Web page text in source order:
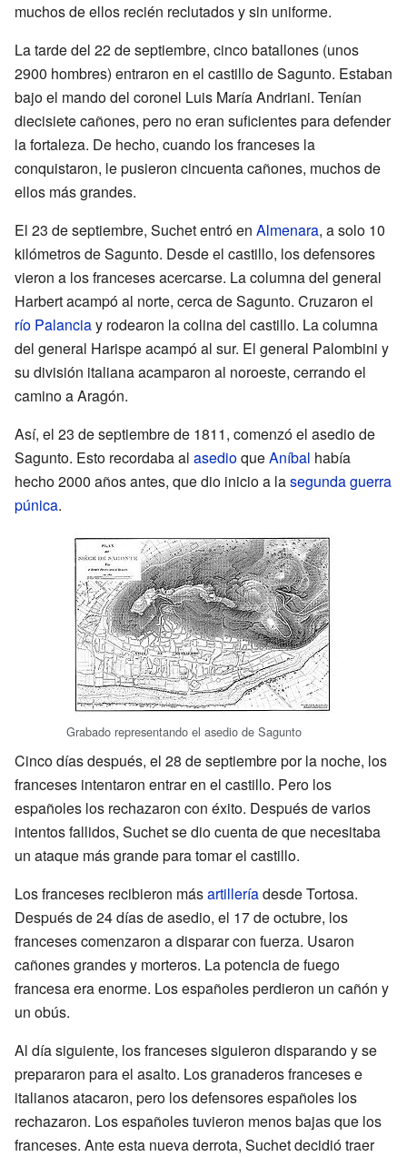
muchos de ellos recién reclutados y sin uniforme.
La tarde del 22 de septiembre, cinco batallones (unos
2900 hombres) entraron en el castillo de Sagunto. Estaban
bajo el mando del coronel Luis María Andriani. Tenían
diecisiete cañones, pero no eran suficientes para defender
la fortaleza. De hecho, cuando los franceses la
conquistaron, le pusieron cincuenta cañones, muchos de
ellos más grandes.
El 23 de septiembre, Suchet entró en Almenara, a solo 10
kilómetros de Sagunto. Desde el castillo, los defensores
vieron a los franceses acercarse. La columna del general
Harbert acampó al norte, cerca de Sagunto. Cruzaron el
río Palanciay rodearon la colina del castillo. La columna
del general Harispe acampó al sur. El general Palombini y
su división italiana acamparon al noroeste, cerrando el
camino a Aragón.
Así, el 23 de septiembre de 1811, comenzó el asedio de
Sagunto. Esto recordaba al asedioqueAníbal había
hecho 2000 años antes, que dio inicio a lasegunda guerra
púnica.
Grabado representando el asedio de Sagunto
Cinco días después, el 28 de septiembre por la noche, los
franceses intentaron entrar en el castillo. Pero los
españoles los rechazaron con éxito. Después de varios
intentos fallidos, Suchet se dio cuenta de que necesitaba
un ataque más grande para tomar el castillo.
Los franceses recibieron másartilleríadesde Tortosa.
Después de 24 días de asedio, el 17 de octubre, los
franceses comenzaron a disparar con fuerza. Usaron
cañones grandes y morteros. La potencia de fuego
francesa era enorme. Los españoles perdieron un cañón y
un obús.
Al día siguiente, los franceses siguieron disparando y se
prepararon para el asalto. Los granaderos franceses e
italianos atacaron, pero los defensores españoles los
rechazaron. Los españoles tuvieron menos bajas que los
franceses. Ante esta nueva derrota, Suchet decidió traer